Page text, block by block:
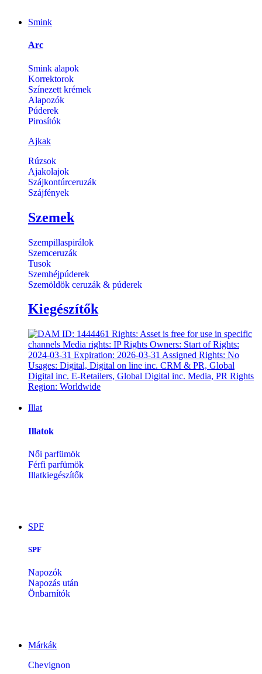
Smink
Arc
Smink alapok
Korrektorok
Színezett krémek
Alapozók
Púderek
Pirosítók
Ajkak
Rúzsok
Ajakolajok
Szájkontúrceruzák
Szájfények
Szemek
Szempillaspirálok
Szemceruzák
Tusok
Szemhéjpúderek
Szemöldök ceruzák & púderek
Kiegészítők
Illat
Illatok
Női parfümök
Férfi parfümök
Illatkiegészítők
SPF
SPF
Napozók
Napozás után
Önbarnítók
Márkák
Chevignon